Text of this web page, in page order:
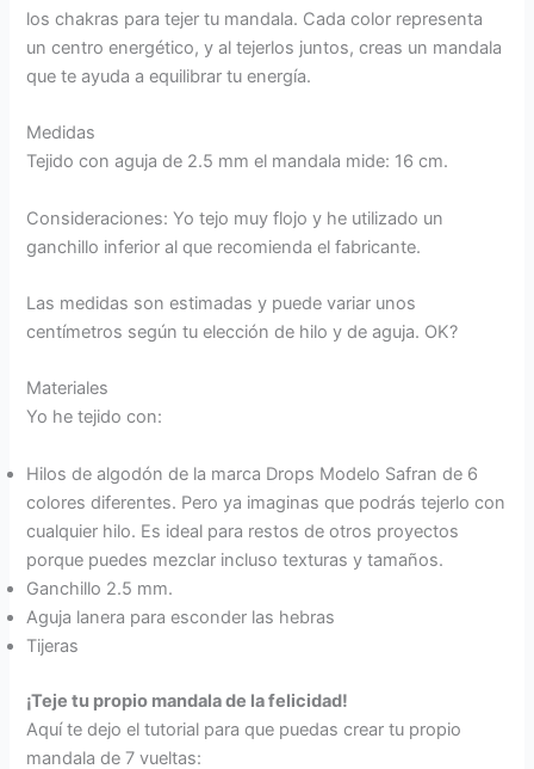
los chakras para tejer tu mandala. Cada color representa
un centro energético, y al tejerlos juntos, creas un mandala
que te ayuda a equilibrar tu energía.
Medidas
Tejido con aguja de 2.5 mm el mandala mide: 16 cm.
Consideraciones: Yo tejo muy flojo y he utilizado un
ganchillo inferior al que recomienda el fabricante.
Las medidas son estimadas y puede variar unos
centímetros según tu elección de hilo y de aguja. OK?
Materiales
Yo he tejido con:
Hilos de algodón de la marca Drops Modelo Safran de 6
colores diferentes. Pero ya imaginas que podrás tejerlo con
cualquier hilo. Es ideal para restos de otros proyectos
porque puedes mezclar incluso texturas y tamaños.
Ganchillo 2.5 mm.
Aguja lanera para esconder las hebras
Tijeras
¡Teje tu propio mandala de la felicidad!
Aquí te dejo el tutorial para que puedas crear tu propio
mandala de 7 vueltas: